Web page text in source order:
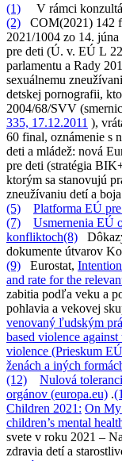
(1)
V rámci
(2)
COM(2021) 142
2021/1004 zo 14.
pre deti (Ú. v. EÚ L
parlamentu a Rady
sexuálnemu
detskej pornografii,
2004/68/SVV
335, 17.12.2011 ),
60 final, oznámenie s
deti a mládež: nová
pre deti (stratégia
ktorým sa stanovujú
zneužívaniu detí a
(5)
Platforma EÚ
(7)
Usmernenia EÚ
konfliktoch(8)
dokumente útvarov
(9)
Eurostat,
and rate for the
zabitia podľa veku a
pohlavia a vekovej
venovaný ľudským
based violence
violence (Prieskum
ženách a iných
(12)
Nulová
orgánov (europa.eu) .
Children 2021: On My
children’s mental
svete v roku 2021 –
zdravia detí a